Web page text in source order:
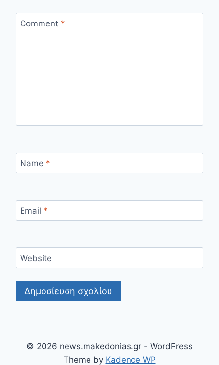
Comment *
Name *
Email *
Website
© 2026 news.makedonias.gr - WordPress
Theme by Kadence WP